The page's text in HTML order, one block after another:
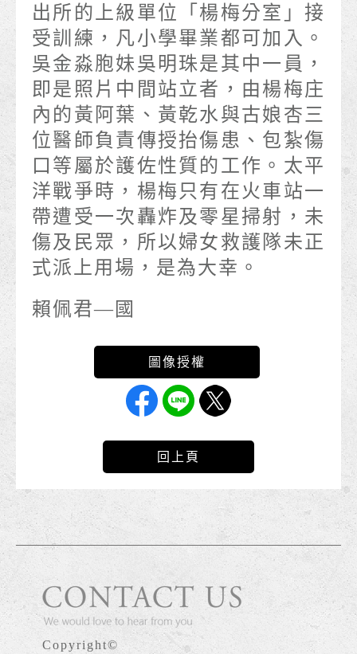
出所的上級單位「楊梅分室」接
受訓練，凡小學畢業都可加入。
吳金淼胞妹吳明珠是其中一員，
即是照片中間站立者，由楊梅庄
內的黃阿葉、黃乾水與古娘杏三
位醫師負責傳授抬傷患、包紮傷
口等屬於護佐性質的工作。太平
洋戰爭時，楊梅只有在火車站一
帶遭受一次轟炸及零星掃射，未
傷及民眾，所以婦女救護隊未正
式派上用場，是為大幸。
賴佩君—國
回上頁
Copyright©